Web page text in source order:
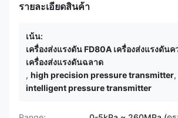
รายละเอียดสินค้า
เน้น:
เครื่องส่งแรงดัน FD80A เครื่องส่งแรงดัน
เครื่องส่งแรงดันฉลาด
, high precision pressure transmitter,
intelligent pressure transmitter